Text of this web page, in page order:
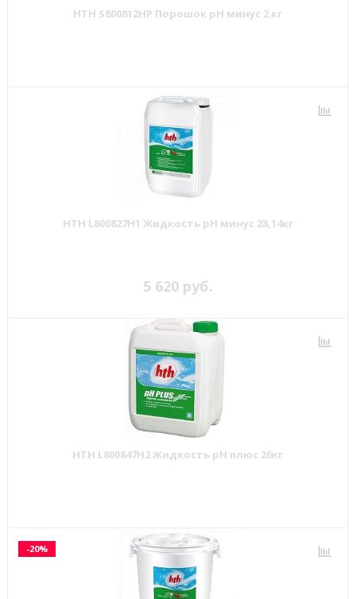
HTH S800812HP Порошок pH минус 2 кг
HTH L800827H1 Жидкость pH минус 28,14кг
5 620 руб.
HTH L800847H2 Жидкость pH плюс 26кг
-20%